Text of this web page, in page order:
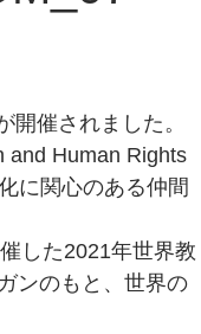
催されました。
and Human Rights
に関心のある仲間
した2021年世界教
ンのもと、世界の